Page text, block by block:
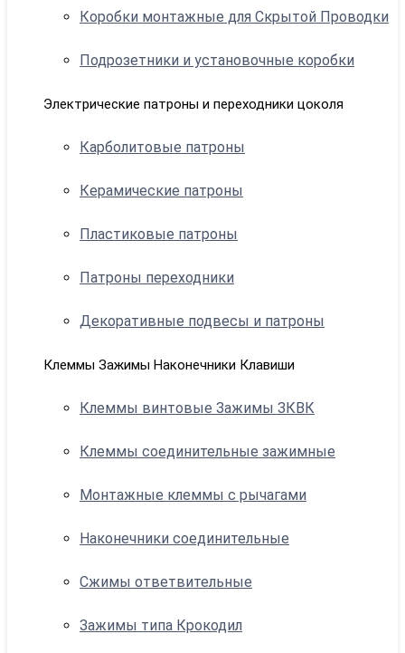
Коробки монтажные для Скрытой Проводки
Подрозетники и установочные коробки
Электрические патроны и переходники цоколя
Карболитовые патроны
Керамические патроны
Пластиковые патроны
Патроны переходники
Декоративные подвесы и патроны
Клеммы Зажимы Наконечники Клавиши
Клеммы винтовые Зажимы ЗКВК
Клеммы соединительные зажимные
Монтажные клеммы с рычагами
Наконечники соединительные
Сжимы ответвительные
Зажимы типа Крокодил